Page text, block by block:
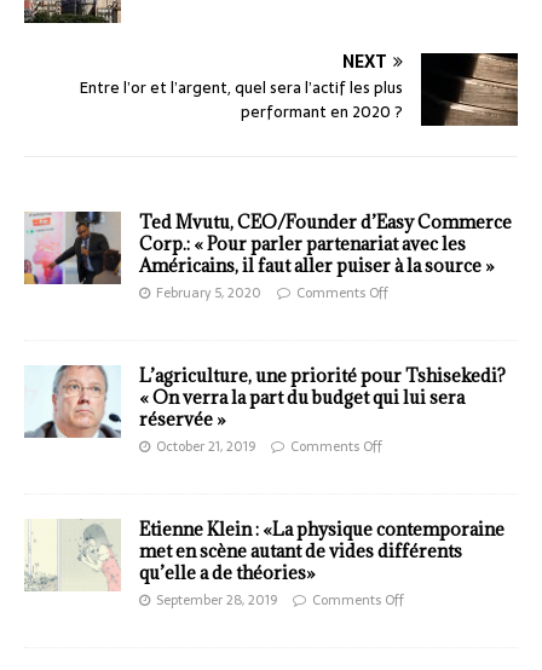
NEXT
Entre l’or et l’argent, quel sera l’actif les plus
performant en 2020 ?
Ted Mvutu, CEO/Founder d’Easy Commerce
Corp.: « Pour parler partenariat avec les
Américains, il faut aller puiser à la source »
February 5, 2020 Comments Off
L’agriculture, une priorité pour Tshisekedi?
« On verra la part du budget qui lui sera
réservée »
October 21, 2019 Comments Off
Etienne Klein : «La physique contemporaine
met en scène autant de vides différents
qu’elle a de théories»
September 28, 2019 Comments Off